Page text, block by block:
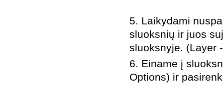
5. Laikydami
sluoksnių ir juos
sluoksnyje. (Layer
6. Einame į
Options) ir